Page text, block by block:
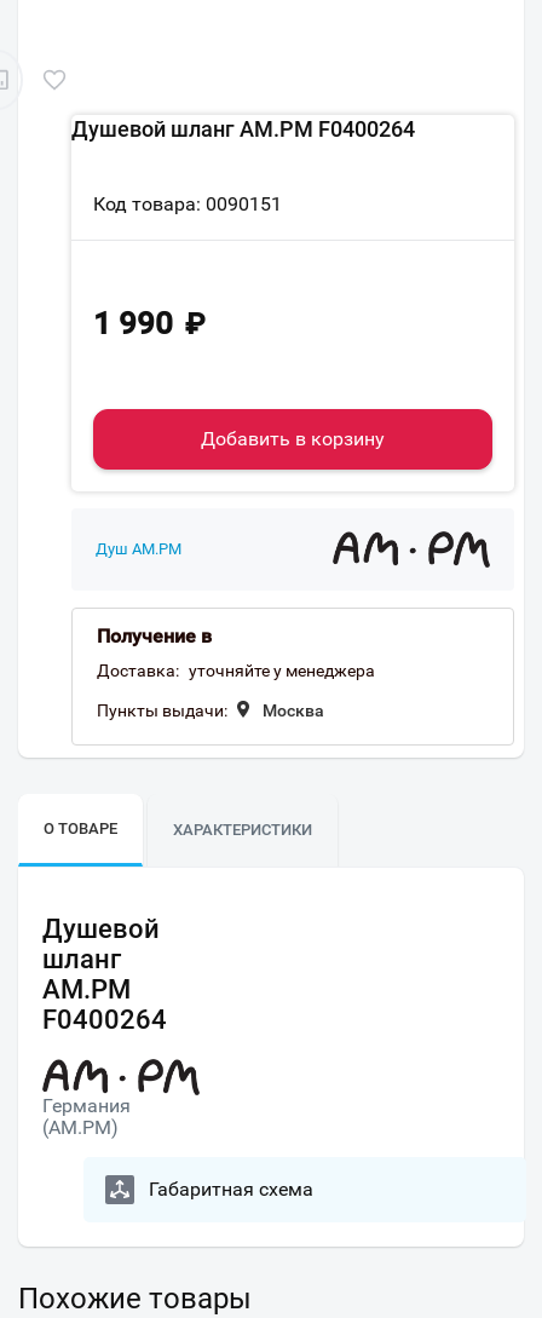
Душевой шланг AM.PM F0400264
Код товара: 0090151
1 990 ₽
Добавить в корзину
Душ AM.PM
Получение в
Доставка: уточняйте у менеджера
Пункты выдачи: Москва
О ТОВАРЕ ХАРАКТЕРИСТИКИ
Душевой
шланг
AM.PM
F0400264
Германия
(AM.PM)
Габаритная схема
Похожие товары